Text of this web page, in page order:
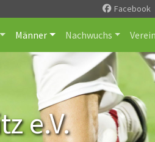
Facebook
Männer Nachwuchs
e.V.